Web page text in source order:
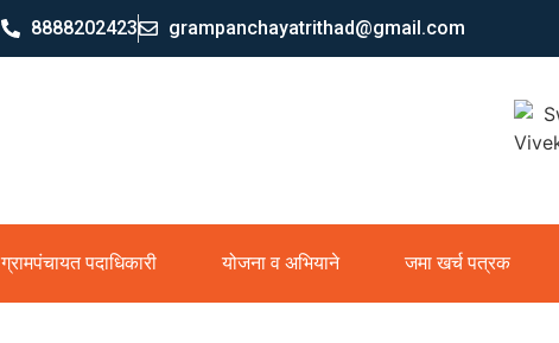
8888202423 grampanchayatrithad@gmail.com
ग्रामपंचायत पदाधिकारी योजना व अभियाने जमा खर्च पत्रक